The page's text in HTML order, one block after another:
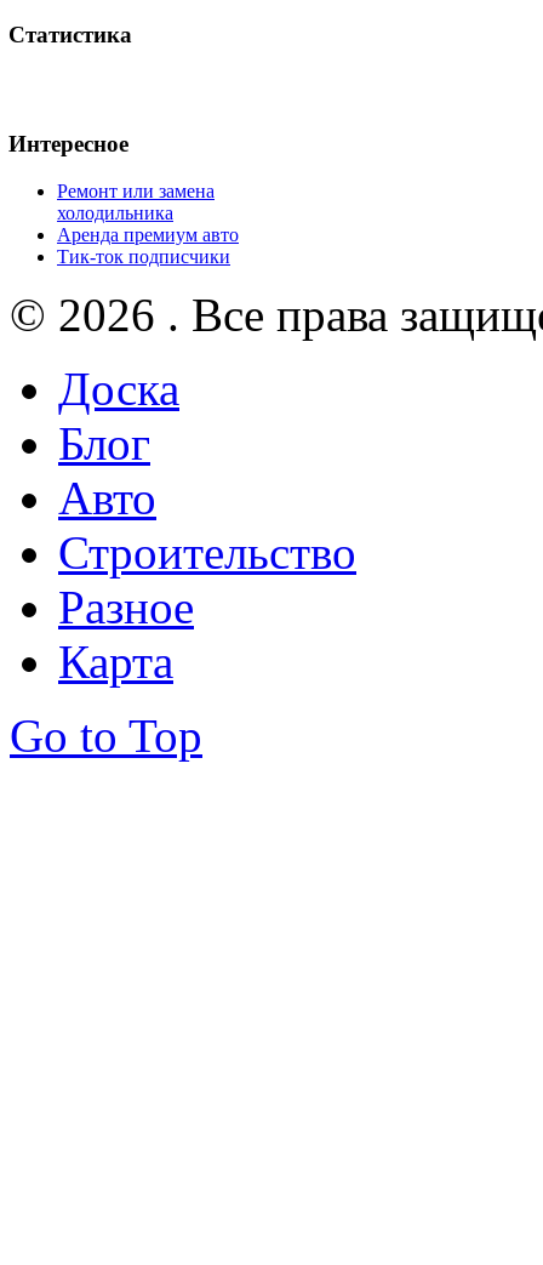
Статистика
Интересное
Ремонт или замена
холодильника
Аренда премиум авто
Тик-ток подписчики
© 2026 . Все права
Доска
Блог
Авто
Строительство
Разное
Карта
Go to Top